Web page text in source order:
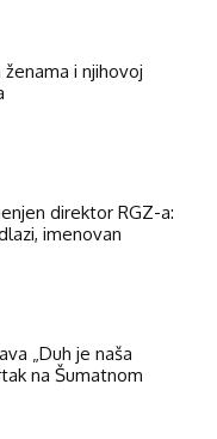
i njihovoj
direktor RGZ-a:
imenovan
„Duh je naša
na Šumatnom